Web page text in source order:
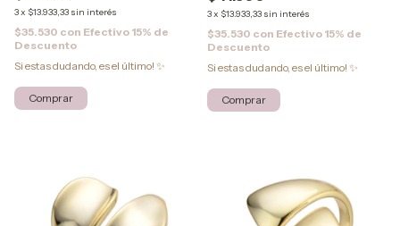
3x $13.933,33 sin interés
$35.530 con Efectivo 15% de
Descuento
Si estas dudando, es el último! ✨
Comprar
3x $13.933,33 sin interés
$35.530 con Efectivo 15% de
Descuento
Si estas dudando, es el último! ✨
Comprar